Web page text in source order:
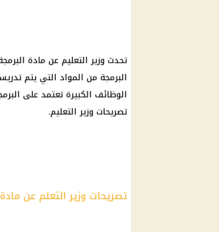
تحدث وزير التعليم عن مادة
البرمجة من المواد التي يتم
الوظائف الكبيرة تعتمد على
تصريحات وزير التعليم.
تصريحات وزير التعلم عن